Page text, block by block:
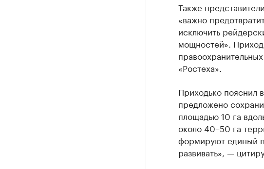
Также
«важно
исключить
мощностей».
«Ростеха».
Приходько пояснил
предложено
площадью 10 га
около 40–50 га
формируют единый
развивать», —